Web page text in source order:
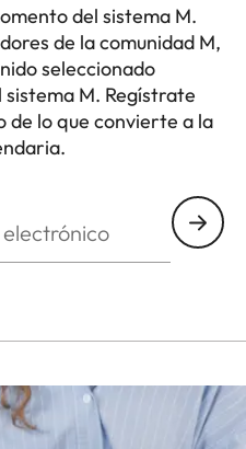
del sistema M.
de la comunidad M,
seleccionado
M. Regístrate
lo que convierte a la